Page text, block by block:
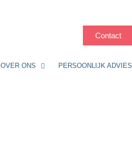
Contact
OVER ONS PERSOONLIJK ADVIES